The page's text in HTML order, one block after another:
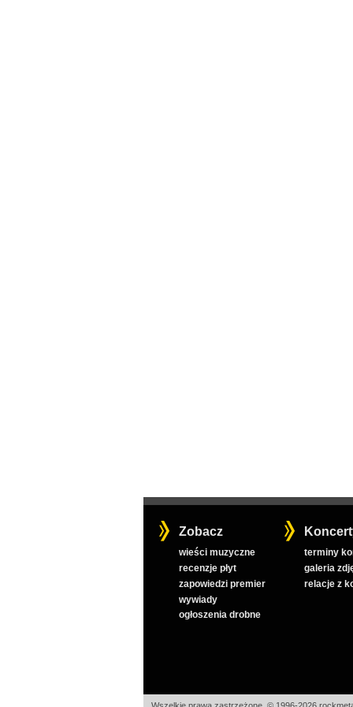
Zobacz
wieści muzyczne
recenzje płyt
zapowiedzi premier
wywiady
ogłoszenia drobne
terminy
galeria
relacje z
Wszelkie prawa zastrzeżone, © 1996-2026